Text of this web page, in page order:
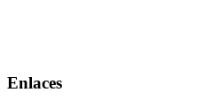
Enlaces